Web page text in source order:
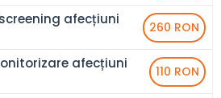
afecțiuni
260 RON
afecțiuni
110 RON